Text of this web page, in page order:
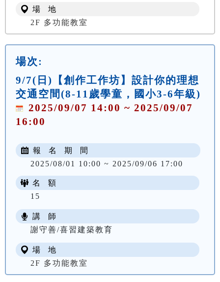
場 地
2F 多功能教室
場次:
9/7(日)【創作工作坊】設計你的理想
交通空間(8-11歲學童，國小3-6年級)
2025/09/07 14:00 ~ 2025/09/07
16:00
報 名 期 間
2025/08/01 10:00 ~ 2025/09/06 17:00
名 額
15
講 師
謝守善/喜習建築教育
場 地
2F 多功能教室